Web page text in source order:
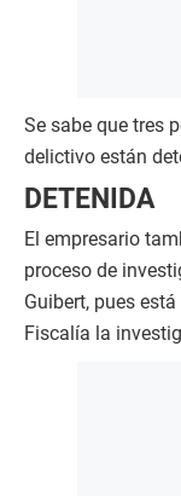
Se sabe que tres
delictivo están
DETENIDA
El empresario
proceso de
Guibert, pues
Fiscalía la